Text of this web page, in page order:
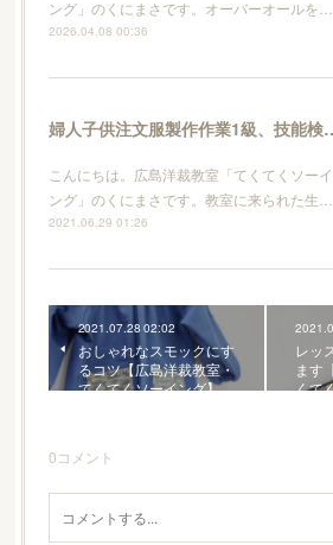
ング」のくにまさです。オーバーオールを…
2026.04.08 00:36
婦人子供注文服製作作業1級、技能
こんにちは。広島洋裁教室「てくてくソーイ
ング」のくにまさです。教室に来られた生…
2021.06.29 01:26
2021.07.28 02:02
おしゃれなスモックにす
るコツ【広島洋裁教室・
てくてくソーイング】
レッ
ます
くて
0コメント